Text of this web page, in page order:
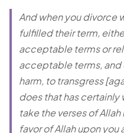
And when you divorce
fulfilled their term,
acceptable terms or
acceptable terms,
harm, to transgress
does that has
take the verses of
favor of Allah upon